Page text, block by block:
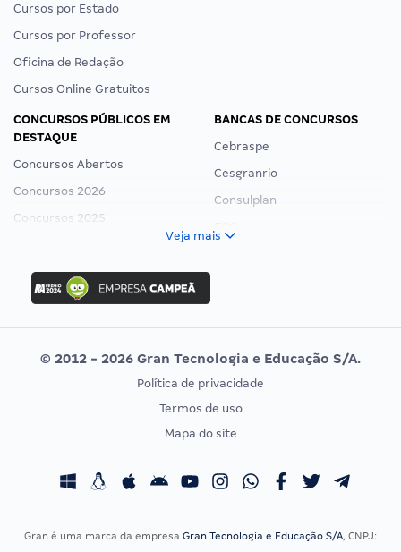
Cursos por Estado
Cursos por Professor
Oficina de Redação
Cursos Online Gratuitos
CONCURSOS PÚBLICOS EM
DESTAQUE
Concursos Abertos
Concursos 2026
Concursos 2025
Concurso Ibama
Concurso MPU
Editais publicados
BANCAS DE CONCURSOS
Cebraspe
Cesgranrio
Consulplan
Vunesp
CONCURSOS POR PROFISSÃO
Concursos Fiscais
EXAME DE ORDEM
Calendário OAB
Veja mais
© 2012 - 2026 Gran Tecnologia e Educação S/A.
Política de privacidade
Termos de uso
Mapa do site
Gran é uma marca da empresa Gran Tecnologia e Educação S/A, CNPJ: